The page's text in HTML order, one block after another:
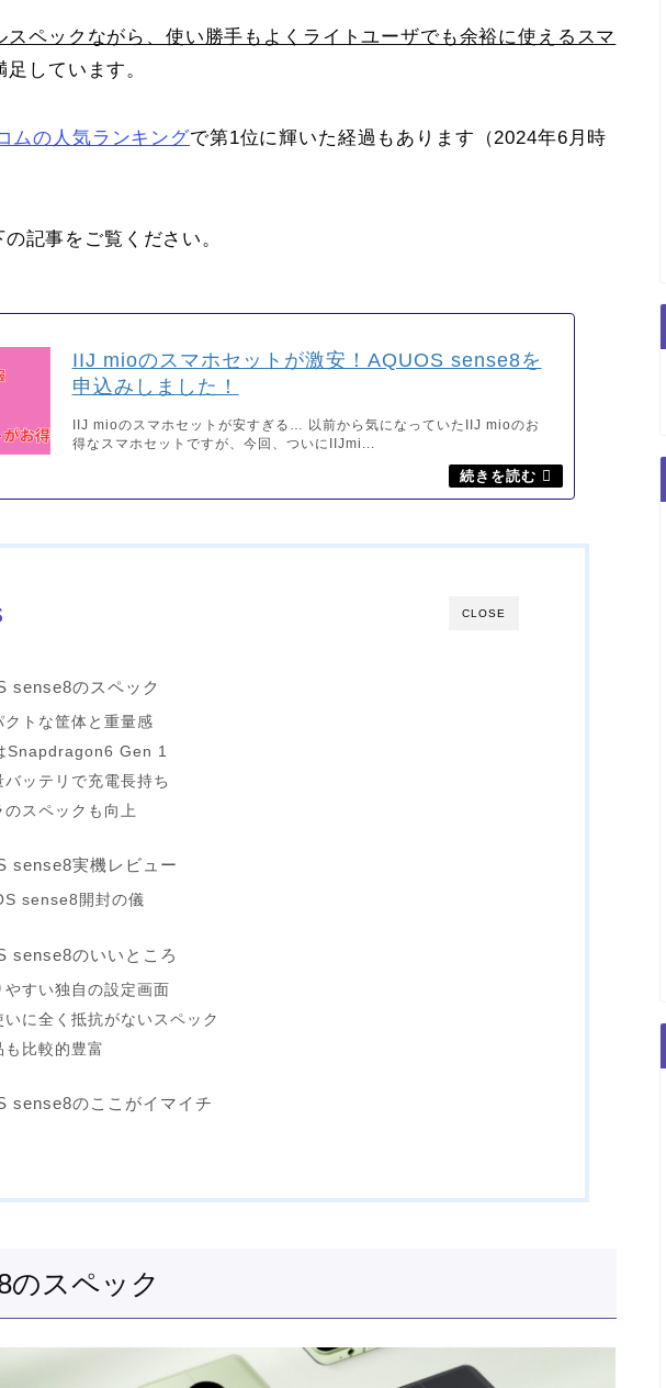
スペックながら、使い勝手もよくライトユーザでも余裕に使えるスマ
しています。
ムの人気ランキングで第1位に輝いた経過もあります（2024年6月時
記事をご覧ください。
IIJ mioのスマホセットが激安！AQUOS sense8を
申込みしました！
IIJ mioのスマホセットが安すぎる… 以前から気になっていたIIJ mioのお
得なスマホセットですが、今回、ついにIIJmi...
CLOSE
sense8のスペック
クトな筐体と重量感
Snapdragon6 Gen 1
バッテリで充電長持ち
のスペックも向上
sense8実機レビュー
sense8開封の儀
sense8のいいところ
やすい独自の設定画面
いに全く抵抗がないスペック
も比較的豊富
sense8のここがイマイチ
のスペック